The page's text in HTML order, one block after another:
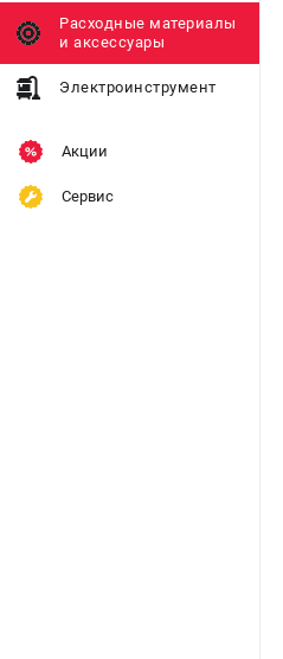
Расходные материалы
и аксессуары
Электроинструмент
Акции
Сервис